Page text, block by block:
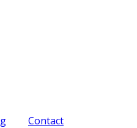
Contact